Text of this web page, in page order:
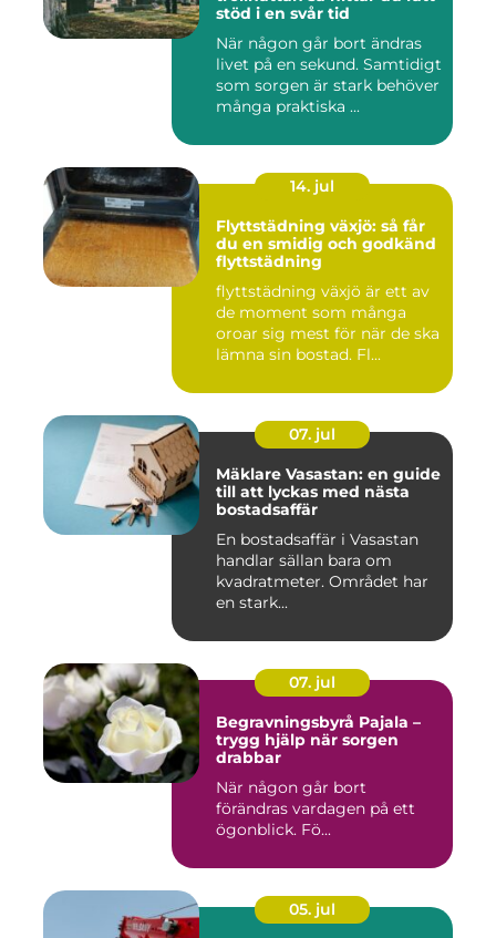
stöd i en svår tid
När någon går bort ändras
livet på en sekund. Samtidigt
som sorgen är stark behöver
många praktiska ...
14. jul
Flyttstädning växjö: så får
du en smidig och godkänd
flyttstädning
flyttstädning växjö är ett av
de moment som många
oroar sig mest för när de ska
lämna sin bostad. Fl...
07. jul
Mäklare Vasastan: en guide
till att lyckas med nästa
bostadsaffär
En bostadsaffär i Vasastan
handlar sällan bara om
kvadratmeter. Området har
en stark...
07. jul
Begravningsbyrå Pajala –
trygg hjälp när sorgen
drabbar
När någon går bort
förändras vardagen på ett
ögonblick. Fö...
05. jul